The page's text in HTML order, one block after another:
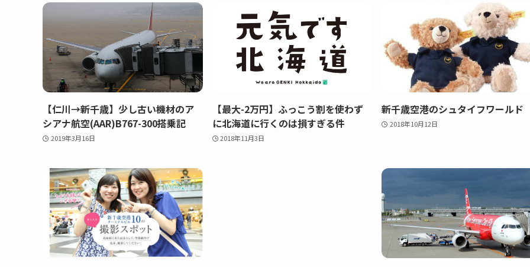
【仁川→新千歳】少し古い機材のア
シアナ航空(AAR)B767-300搭乗記
2019年3月16日
【最大-2万円】ふっこう割を使わず
に北海道に行くのは損すぎる件
2018年11月3日
新千歳空港のシュタイフワールド
2018年10月12日